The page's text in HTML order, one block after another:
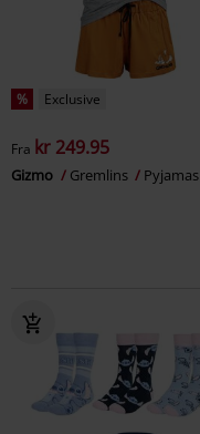
% Exclusive
Fra kr 249.95
Gizmo Gremlins Pyjamas